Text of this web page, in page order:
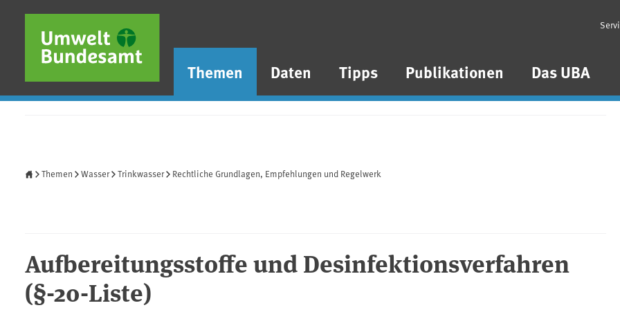
Direkt zum Inhalt
Direkt zum Hauptmenü
Direkt zur Fußzeile
Themen Daten Tipps Publikationen Das UBA
Themen Wasser Trinkwasser Rechtliche Grundlagen, Empfehlungen und Regelwerk
Aufbereitungsstoffe und Desinfektionsverfahren
(§-20-Liste)